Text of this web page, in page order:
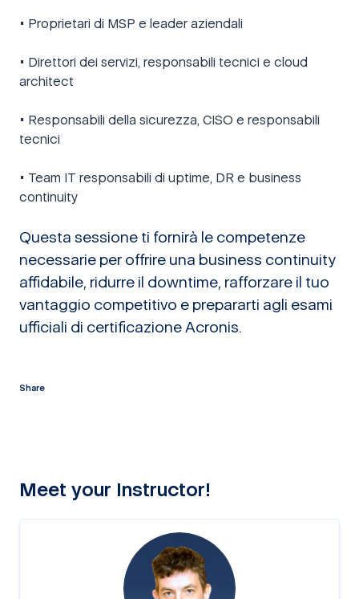
• Proprietari di MSP e leader aziendali
• Direttori dei servizi, responsabili tecnici e cloud
architect
• Responsabili della sicurezza, CISO e responsabili
tecnici
• Team IT responsabili di uptime, DR e business
continuity
Questa sessione ti fornirà le competenze
necessarie per offrire una business continuity
affidabile, ridurre il downtime, rafforzare il tuo
vantaggio competitivo e prepararti agli esami
ufficiali di certificazione Acronis.
Share
Meet your Instructor!